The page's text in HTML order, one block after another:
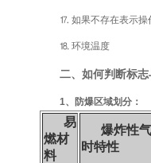
⒘ 如果不存在表示操
⒙ 环境温度
二、如何判断标
1、防爆区域划分：
易
燃材
料
爆炸性
时特性